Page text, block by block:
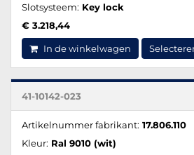
Slotsysteem: Key lock
€ 3.218,44
In de winkelwagen
41-10142-023
Artikelnummer fabrikant: 17.806.110
Kleur: Ral 9010 (wit)